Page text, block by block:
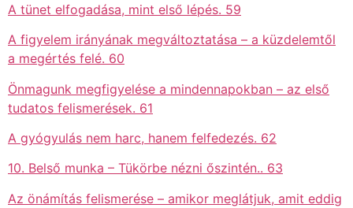
A tünet elfogadása, mint első lépés. 59
A figyelem irányának megváltoztatása – a küzdelemtől
a megértés felé. 60
Önmagunk megfigyelése a mindennapokban – az első
tudatos felismerések. 61
A gyógyulás nem harc, hanem felfedezés. 62
10. Belső munka – Tükörbe nézni őszintén.. 63
Az önámítás felismerése – amikor meglátjuk, amit eddig